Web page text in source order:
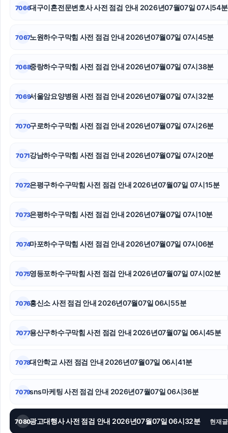
인스타그램 좋아요
하수구막힘
수원이혼전문변호사
용인학교폭력변호사
수원학교폭력변호사
핑크티켓
7066대구이혼전문변호사 사전 점검 안내 2026년07월07일 07시54분
7067노원하수구막힘 사전 점검 안내 2026년07월07일 07시45분
7068중랑하수구막힘 사전 점검 안내 2026년07월07일 07시38분
7069서울암요양병원 사전 점검 안내 2026년07월07일 07시32분
7070구로하수구막힘 사전 점검 안내 2026년07월07일 07시26분
7071강남하수구막힘 사전 점검 안내 2026년07월07일 07시20분
7072은평구하수구막힘 사전 점검 안내 2026년07월07일 07시15분
7073은평하수구막힘 사전 점검 안내 2026년07월07일 07시10분
7074마포하수구막힘 사전 점검 안내 2026년07월07일 07시06분
7075영등포하수구막힘 사전 점검 안내 2026년07월07일 07시02분
7076흥신소 사전 점검 안내 2026년07월07일 06시55분
7077용산구하수구막힘 사전 점검 안내 2026년07월07일 06시45분
7078대안학교 사전 점검 안내 2026년07월07일 06시41분
7079sns마케팅 사전 점검 안내 2026년07월07일 06시36분
7080광고대행사 사전 점검 안내 2026년07월07일 06시32분 현재글